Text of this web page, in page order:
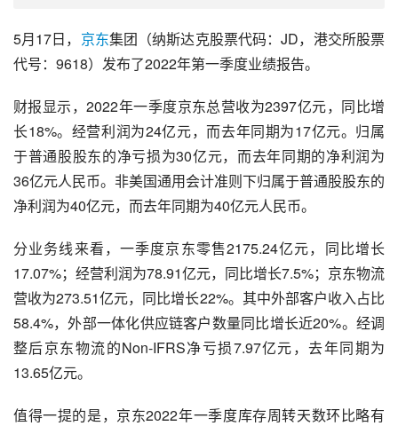
5月17日， 京东集团（纳斯达克股票代码：JD，港交所股票
代号：9618）发布了2022年第一季度业绩报告。
财报显示，2022年一季度京东总营收为2397亿元，同比增
长18%。经营利润为24亿元，而去年同期为17亿元。归属
于普通股股东的净亏损为30亿元，而去年同期的净利润为
36亿元人民币。非美国通用会计准则下归属于普通股股东的
净利润为40亿元，而去年同期为40亿元人民币。
分业务线来看，一季度京东零售2175.24亿元，同比增长
17.07%；经营利润为78.91亿元，同比增长7.5%； 京东物流
营收为273.51亿元，同比增长22%。其中外部客户收入占比
58.4%，外部一体化供应链客户数量同比增长近20%。经调
整后京东物流的Non-IFRS净亏损7.97亿元，去年同期为
13.65亿元。
值得一提的是，京东2022年一季度库存周转天数环比略有